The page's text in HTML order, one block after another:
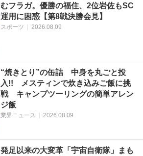
むフラガ。優勝の福住、2位岩佐もSC
運用に困惑【第8戦決勝会見】
スポーツ 2026.08.09
“焼きとり”の缶詰 中身を丸ごと投
入!! メスティンで炊き込みご飯に挑
戦 キャンプツーリングの簡単アレン
ジ飯
業界ニュース 2026.08.09
発足以来の大変革「宇宙自衛隊」まも